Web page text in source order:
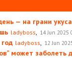
— на грани
ladyboss, 14 Jun 2025
ladyboss, 12 Jun
может заболеть